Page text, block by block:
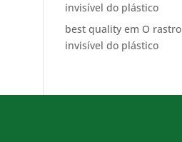
invisível do plástico
best quality em O rastro
invisível do plástico